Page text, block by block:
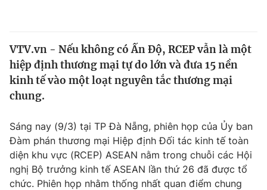
Thế giới
Tin tức
Thế giới đó đây
Câu chuyện quốc tế
Tài chính
Thị trường
Góc doanh nghiệp
Dữ liệu và đời sống
Truyền hình
VTV.vn - Nếu không có Ấn Độ, RCEP vẫn là một
hiệp định thương mại tự do lớn và đưa 15 nền
kinh tế vào một loạt nguyên tắc thương mại
chung.
Sáng nay (9/3) tại TP Đà Nẵng, phiên họp của Ủy ban
Đàm phán thương mại Hiệp định Đối tác kinh tế toàn
diện khu vực (RCEP) ASEAN nằm trong chuỗi các Hội
nghị Bộ trưởng kinh tế ASEAN lần thứ 26 đã được tổ
chức. Phiên họp nhằm thống nhất quan điểm chung